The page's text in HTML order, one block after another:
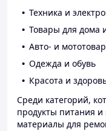
Техника и
Товары для дома
Авто- и
Одежда и обувь
Красота и
Среди категорий,
продукты питания
материалы для